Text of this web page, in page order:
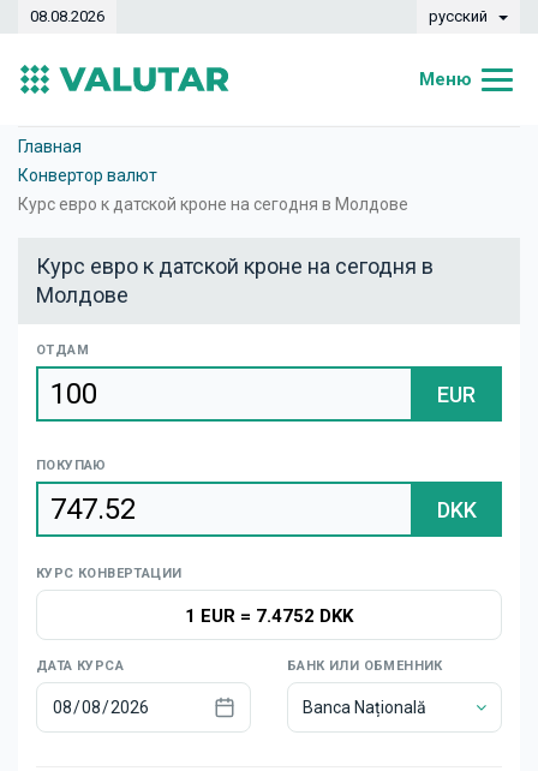
08.08.2026 русский
Меню
Курсы валют
Новости
Главная
Конвертор валют
Курс евро к датской кроне на сегодня в Молдове
Курс евро к датской кроне на сегодня в
Молдове
ОТДАМ
EUR
ПОКУПАЮ
DKK
КУРС КОНВЕРТАЦИИ
1 EUR = 7.4752 DKK
ДАТА КУРСА БАНК ИЛИ ОБМЕННИК
Banca Națională